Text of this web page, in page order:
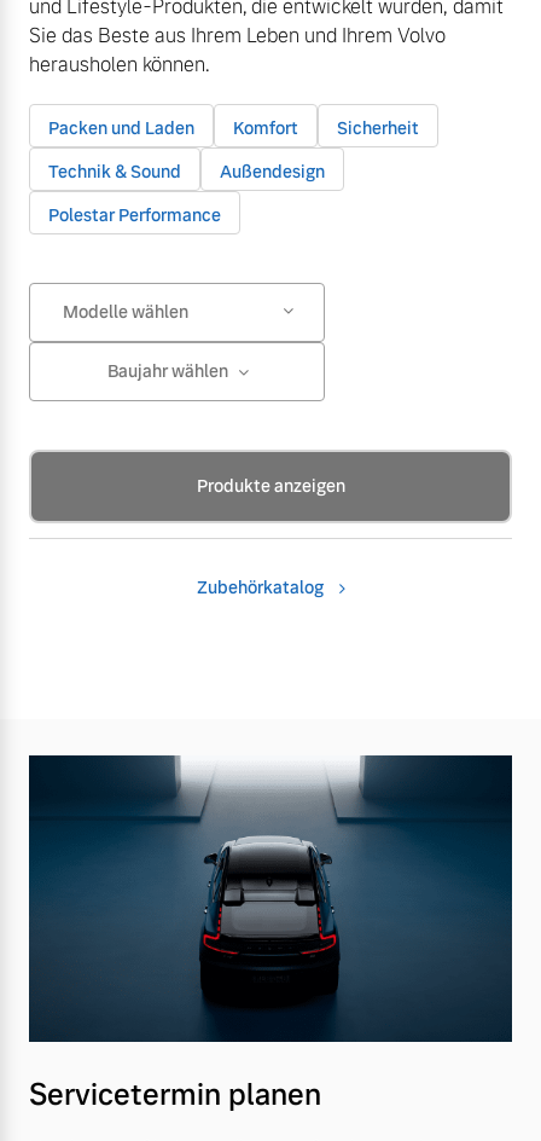
und Lifestyle-Produkten, die entwickelt wurden, damit
Sie das Beste aus Ihrem Leben und Ihrem Volvo
herausholen können.
Packen und Laden Komfort
Sicherheit
Technik & Sound
Außendesign
Polestar Performance
Modelle wählen
Baujahr wählen
Produkte anzeigen
Zubehörkatalog
Servicetermin planen